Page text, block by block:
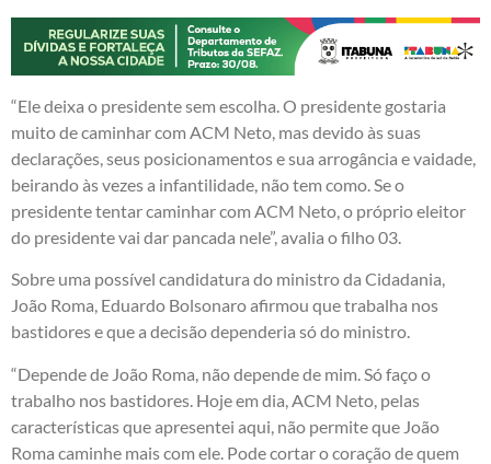
“Ele deixa o presidente sem escolha. O presidente gostaria
muito de caminhar com ACM Neto, mas devido às suas
declarações, seus posicionamentos e sua arrogância e vaidade,
beirando às vezes a infantilidade, não tem como. Se o
presidente tentar caminhar com ACM Neto, o próprio eleitor
do presidente vai dar pancada nele”, avalia o filho 03.
Sobre uma possível candidatura do ministro da Cidadania,
João Roma, Eduardo Bolsonaro afirmou que trabalha nos
bastidores e que a decisão dependeria só do ministro.
“Depende de João Roma, não depende de mim. Só faço o
trabalho nos bastidores. Hoje em dia, ACM Neto, pelas
características que apresentei aqui, não permite que João
Roma caminhe mais com ele. Pode cortar o coração de quem